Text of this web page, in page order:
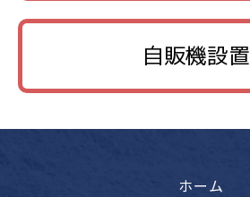
自販機設置
ホーム